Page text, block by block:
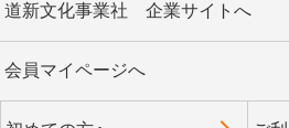
道新文化事業社 企業サイトへ
会員マイページへ